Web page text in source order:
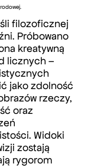
filozoficznej
Próbowano
kreatywną
licznych –
jako zdolność
rzeczy,
oraz
Widoki
zostają
rygorom